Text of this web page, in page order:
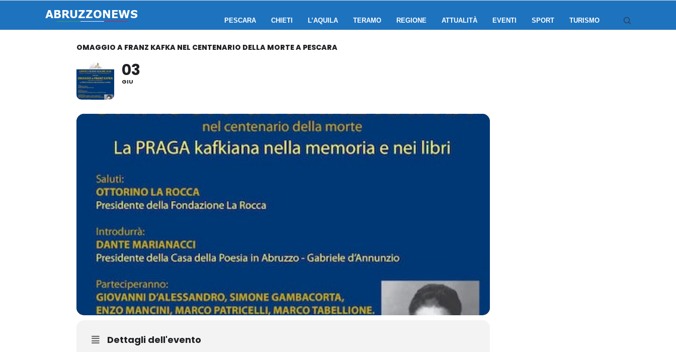
PESCARA CHIETI L’AQUILA TERAMO REGIONE ATTUALITÀ EVENTI SPORT TURISMO
OMAGGIO A FRANZ KAFKA NEL CENTENARIO DELLA MORTE A PESCARA
03
GIU
Dettagli dell'evento